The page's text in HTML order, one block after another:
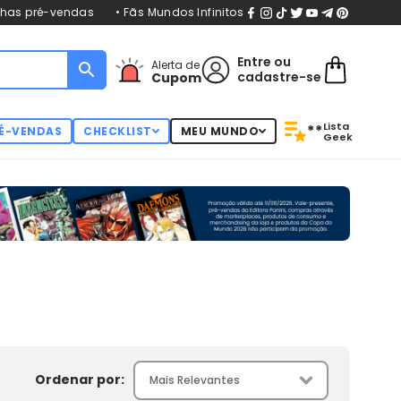
pré-vendas • Fãs Mundos Infinitos
Alerta de
Cupom
Entre ou
cadastre-se
VENDAS CHECKLIST MEU MUNDO **Lista
Geek
Ordenar por: